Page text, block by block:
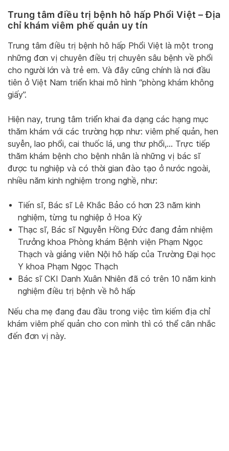
Trung tâm điều trị bệnh hô hấp Phổi Việt – Địa
chỉ khám viêm phế quản uy tín
Trung tâm điều trị bệnh hô hấp Phổi Việt là một trong
những đơn vị chuyên điều trị chuyên sâu bệnh về phổi
cho người lớn và trẻ em. Và đây cũng chính là nơi đầu
tiên ở Việt Nam triển khai mô hình “phòng khám không
giấy”.
Hiện nay, trung tâm triển khai đa dạng các hạng mục
thăm khám với các trường hợp như: viêm phế quản, hen
suyễn, lao phổi, cai thuốc lá, ung thư phổi,… Trực tiếp
thăm khám bệnh cho bệnh nhân là những vị bác sĩ
được tu nghiệp và có thời gian đào tạo ở nước ngoài,
nhiều năm kinh nghiệm trong nghề, như:
Tiến sĩ, Bác sĩ Lê Khắc Bảo có hơn 23 năm kinh
nghiệm, từng tu nghiệp ở Hoa Kỳ
Thạc sĩ, Bác sĩ Nguyễn Hồng Đức đang đảm nhiệm
Trưởng khoa Phòng khám Bệnh viện Phạm Ngọc
Thạch và giảng viên Nội hô hấp của Trường Đại học
Y khoa Phạm Ngọc Thạch
Bác sĩ CKI Danh Xuân Nhiên đã có trên 10 năm kinh
nghiệm điều trị bệnh về hô hấp
Nếu cha mẹ đang đau đầu trong việc tìm kiếm địa chỉ
khám viêm phế quản cho con mình thì có thể cân nhắc
đến đơn vị này.